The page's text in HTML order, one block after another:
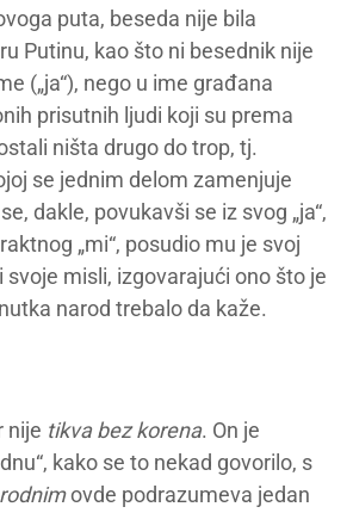
puta, beseda nije bila
Putinu, kao što ni besednik nije
(„ja“), nego u ime građana
prisutnih ljudi koji su prema
ništa drugo do trop, tj.
se jednim delom zamenjuje
dakle, povukavši se iz svog „ja“,
„mi“, posudio mu je svoj
svoje misli, izgovarajući ono što je
narod trebalo da kaže.
nije tikva bez korena. On je
kako se to nekad govorilo, s
ovde podrazumeva jedan